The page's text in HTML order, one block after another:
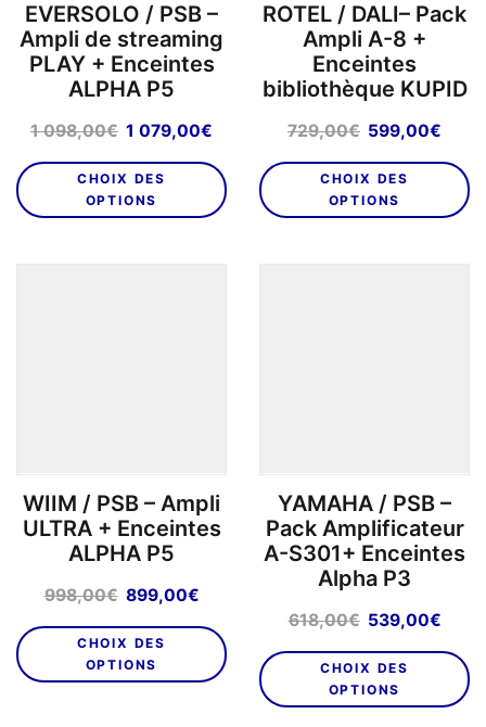
EVERSOLO / PSB –
Ampli de streaming
PLAY + Enceintes
ALPHA P5
1 098,00€ Le
initial
était :
1
1 079,00€
actuel
est :
CHOIX DES
OPTIONS
ROTEL / DALI– Pack
Ampli A-8 +
Enceintes
bibliothèque KUPID
729,00€ Le
initial
était :
729,00€.
599,00€
est :
CHOIX DES
OPTIONS
WIIM / PSB – Ampli
ULTRA + Enceintes
ALPHA P5
998,00€ Le
initial
était :
998,00€.
899,00€Le
actuel
est :
899,00€.
CHOIX DES
OPTIONS
YAMAHA / PSB –
Pack Amplificateur
A-S301+ Enceintes
Alpha P3
618,00€ Le
initial
était :
618,00€.
539,00€Le
est :
CHOIX DES
OPTIONS